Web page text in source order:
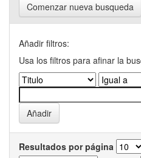
Comenzar nueva busqueda
Añadir filtros:
Usa los filtros para afinar la
Resultados por página